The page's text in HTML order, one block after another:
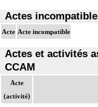
Actes
Acte Acte incompatible
Actes et activités
CCAM
Acte
(activité)